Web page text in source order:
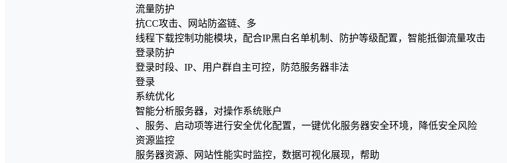
流量防护
抗CC攻击、网站防盗链、多
线程下载控制功能模块，配合IP黑白名单机制、防护等级配置，智能抵御流量攻击
登录防护
登录时段、IP、用户群自主可控，防范服务器非法
登录
系统优化
智能分析服务器，对操作系统账户
、服务、启动项等进行安全优化配置，一键优化服务器安全环境，降低安全风险
资源监控
服务器资源、网站性能实时监控，数据可视化展现，帮助